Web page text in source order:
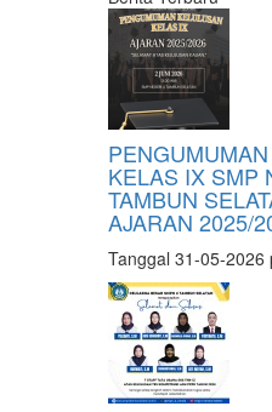
KELAS IX SMP
TAMBUN
AJARAN 2025/
Tanggal 31-05-2026